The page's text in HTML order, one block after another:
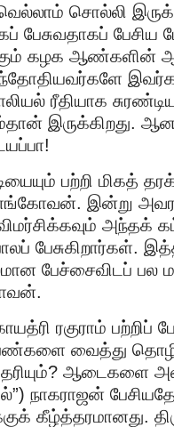
சொல்லி
பேசுவதாகப் பேசிய
கழக
ரீதியாக
இருக்கிறது.
பற்றி மிகத்
இன்று
அந்தக்
பேசுகிறார்கள்.
பேச்சைவிடப் பல
ரகுராம் பற்றிப்
வைத்து
ஆடைகளை
நாகராஜன்
கீழ்த்தரமானது.